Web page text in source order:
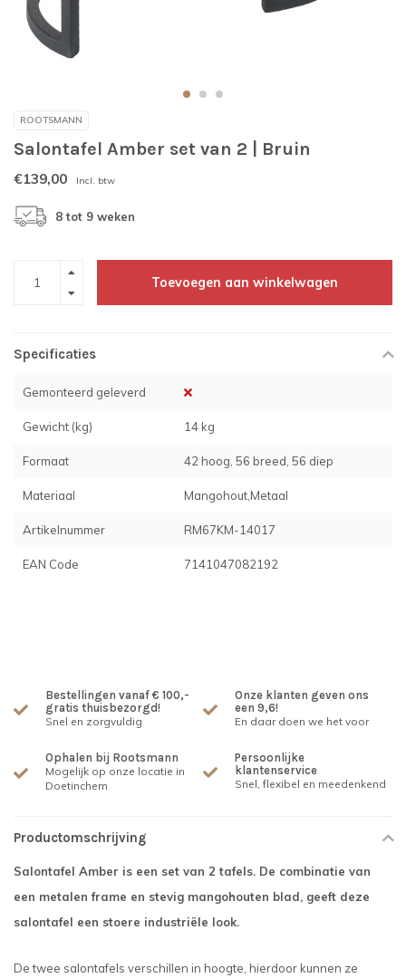
ROOTSMANN
Salontafel Amber set van 2 | Bruin
€139,00 Incl. btw
8 tot 9 weken
Toevoegen aan winkelwagen
Specificaties
Gemonteerd geleverd
Gewicht (kg) 14 kg
Formaat 42 hoog, 56 breed, 56 diep
Materiaal Mangohout,Metaal
Artikelnummer RM67KM-14017
EAN Code 7141047082192
Bestellingen vanaf € 100,-
gratis thuisbezorgd!
Snel en zorgvuldig
Onze klanten geven ons
een 9,6!
En daar doen we het voor
Ophalen bij Rootsmann
Mogelijk op onze locatie in
Doetinchem
Persoonlijke
klantenservice
Snel, flexibel en meedenkend
Productomschrijving
Salontafel Amber is een set van 2 tafels. De combinatie van
een metalen frame en stevig mangohouten blad, geeft deze
salontafel een stoere industriële look.
De twee salontafels verschillen in hoogte, hierdoor kunnen ze